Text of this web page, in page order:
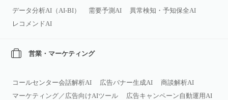
データ分析AI（AI‑BI） 需要予測AI
異常検知・予知保全AI
レコメンドAI
営業・マーケティング
コールセンター会話解析AI 広告バナー生成AI
商談解析AI
マーケティング／広告向けAIツール
広告キャンペーン自動運用AI